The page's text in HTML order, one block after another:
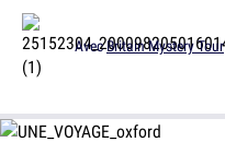
AvecBritain Mystery Tour